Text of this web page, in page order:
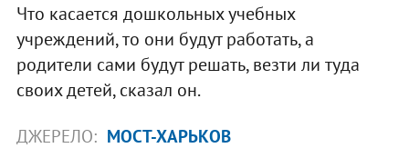
Что касается дошкольных учебных
учреждений, то они будут работать, а
родители сами будут решать, везти ли туда
своих детей, сказал он.
ДЖЕРЕЛО: МОСТ-ХАРЬКОВ